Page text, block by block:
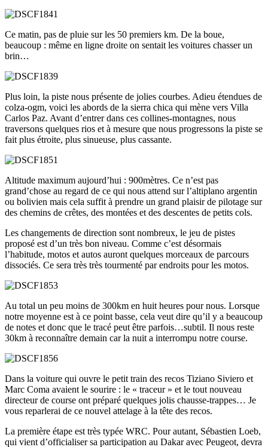
Ce matin, pas de pluie sur les 50 premiers km. De la boue,
beaucoup : même en ligne droite on sentait les voitures chasser un
brin…
Plus loin, la piste nous présente de jolies courbes. Adieu étendues de
colza-ogm, voici les abords de la sierra chica qui mène vers Villa
Carlos Paz. Avant d’entrer dans ces collines-montagnes, nous
traversons quelques rios et à mesure que nous progressons la piste se
fait plus étroite, plus sinueuse, plus cassante.
Altitude maximum aujourd’hui : 900mètres. Ce n’est pas
grand’chose au regard de ce qui nous attend sur l’altiplano argentin
ou bolivien mais cela suffit à prendre un grand plaisir de pilotage sur
des chemins de crêtes, des montées et des descentes de petits cols.
Les changements de direction sont nombreux, le jeu de pistes
proposé est d’un très bon niveau. Comme c’est désormais
l’habitude, motos et autos auront quelques morceaux de parcours
dissociés. Ce sera très très tourmenté par endroits pour les motos.
Au total un peu moins de 300km en huit heures pour nous. Lorsque
notre moyenne est à ce point basse, cela veut dire qu’il y a beaucoup
de notes et donc que le tracé peut être parfois…subtil. Il nous reste
30km à reconnaître demain car la nuit a interrompu notre course.
Dans la voiture qui ouvre le petit train des recos Tiziano Siviero et
Marc Coma avaient le sourire : le « traceur » et le tout nouveau
directeur de course ont préparé quelques jolis chausse-trappes… Je
vous reparlerai de ce nouvel attelage à la tête des recos.
La première étape est très typée WRC. Pour autant, Sébastien Loeb,
qui vient d’officialiser sa participation au Dakar avec Peugeot, devra